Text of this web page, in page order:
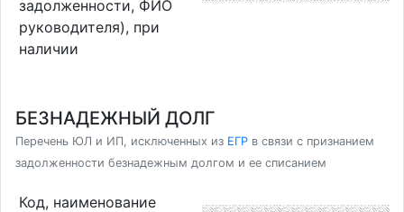
задолженности, ФИО
руководителя), при
наличии
БЕЗНАДЕЖНЫЙ ДОЛГ
Перечень ЮЛ и ИП, исключенных из ЕГР в связи с признанием
задолженности безнадежным долгом и ее списанием
Код, наименование